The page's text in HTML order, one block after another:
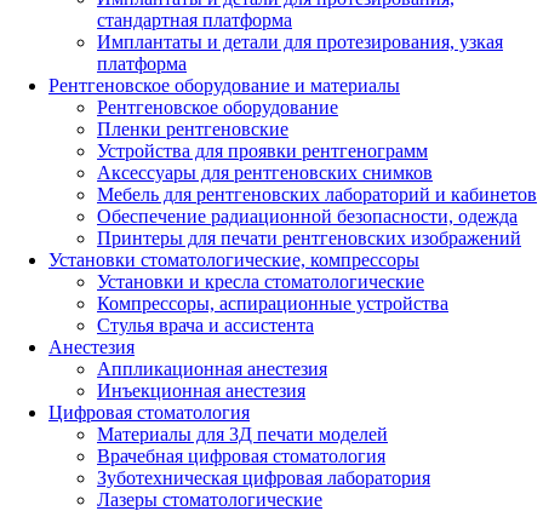
стандартная платформа
Имплантаты и детали для протезирования, узкая
платформа
Рентгеновское оборудование и материалы
Рентгеновское оборудование
Пленки рентгеновские
Устройства для проявки рентгенограмм
Аксессуары для рентгеновских снимков
Мебель для рентгеновских лабораторий и кабинетов
Обеспечение радиационной безопасности, одежда
Принтеры для печати рентгеновских изображений
Установки стоматологические, компрессоры
Установки и кресла стоматологические
Компрессоры, аспирационные устройства
Стулья врача и ассистента
Анестезия
Аппликационная анестезия
Инъекционная анестезия
Цифровая стоматология
Материалы для 3Д печати моделей
Врачебная цифровая стоматология
Зуботехническая цифровая лаборатория
Лазеры стоматологические